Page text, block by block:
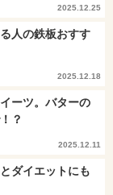
2025.12.25
人の鉄板おすす
2025.12.18
ーツ。バターの
？
2025.12.11
ダイエットにも